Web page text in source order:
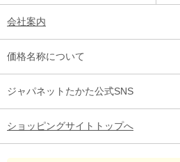
会社案内
価格名称について
ジャパネットたかた公式SNS
ショッピングサイトトップへ